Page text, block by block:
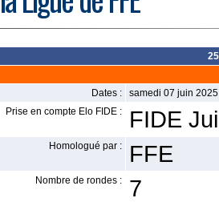
Dates :
samedi 07 juin
Prise en compte Elo FIDE :
FIDE
Homologué par : FFE
Nombre de rondes : 7